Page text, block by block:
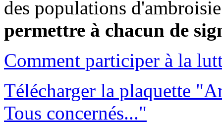
des populations
permettre à chacun de
Comment participer à la
Télécharger la plaquette
Tous concernés..."